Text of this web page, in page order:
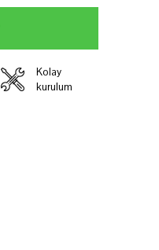
Kolay
kurulum